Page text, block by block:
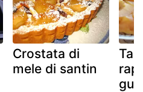
Crostata di
mele di santin